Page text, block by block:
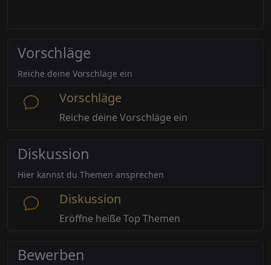
Vorschläge
Reiche deine Vorschläge ein
Vorschläge
Reiche deine Vorschläge ein
Diskussion
Hier kannst du Themen ansprechen
Diskussion
Eröffne heiße Top Themen
Bewerben